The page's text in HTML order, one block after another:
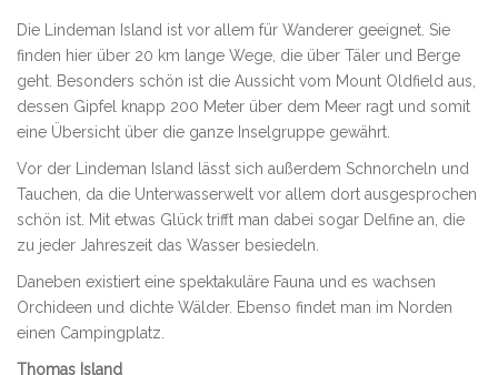
Die Lindeman Island ist vor allem für Wanderer geeignet. Sie
finden hier über 20 km lange Wege, die über Täler und Berge
geht. Besonders schön ist die Aussicht vom Mount Oldfield aus,
dessen Gipfel knapp 200 Meter über dem Meer ragt und somit
eine Übersicht über die ganze Inselgruppe gewährt.
Vor der Lindeman Island lässt sich außerdem Schnorcheln und
Tauchen, da die Unterwasserwelt vor allem dort ausgesprochen
schön ist. Mit etwas Glück trifft man dabei sogar Delfine an, die
zu jeder Jahreszeit das Wasser besiedeln.
Daneben existiert eine spektakuläre Fauna und es wachsen
Orchideen und dichte Wälder. Ebenso findet man im Norden
einen Campingplatz.
Thomas Island